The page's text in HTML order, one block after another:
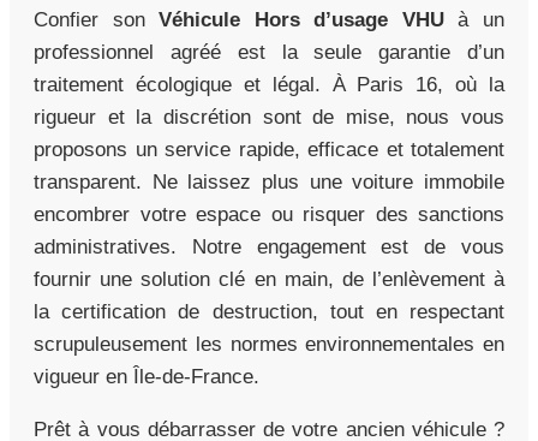
Confier sonVéhicule Hors d’usage VHUà un
professionnel agréé est la seule garantie d’un
traitement écologique et légal. À Paris 16, où la
rigueur et la discrétion sont de mise, nous vous
proposons un service rapide, efficace et totalement
transparent. Ne laissez plus une voiture immobile
encombrer votre espace ou risquer des sanctions
administratives. Notre engagement est de vous
fournir une solution clé en main, de l’enlèvement à
la certification de destruction, tout en respectant
scrupuleusement les normes environnementales en
vigueur en Île-de-France.
Prêt à vous débarrasser de votre ancien véhicule ?